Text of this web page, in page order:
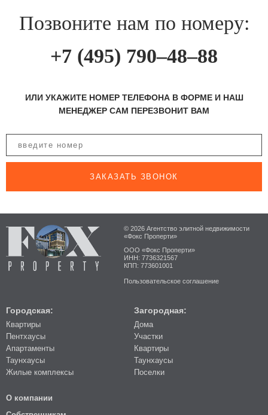
Позвоните нам по номеру:
+7 (495) 790–48–88
ИЛИ УКАЖИТЕ НОМЕР ТЕЛЕФОНА В ФОРМЕ И НАШ
МЕНЕДЖЕР САМ ПЕРЕЗВОНИТ ВАМ
ЗАКАЗАТЬ ЗВОНОК
© 2026 Агентство элитной недвижимости
«Фокс Проперти»
ООО «Фокс Проперти»
ИНН: 7736321567
КПП: 773601001
Пользовательское соглашение
Городская:
Квартиры
Пентхаусы
Апартаменты
Таунхаусы
Жилые комплексы
Загородная:
Дома
Участки
Квартиры
Таунхаусы
Поселки
О компании